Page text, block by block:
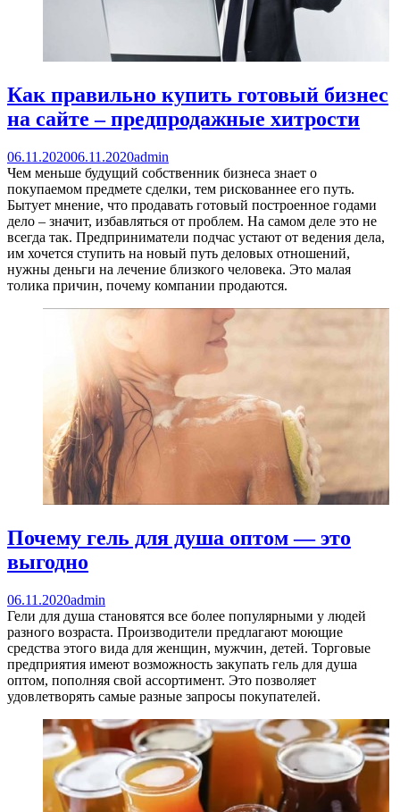
Как правильно купить готовый бизнес
на сайте – предпродажные хитрости
06.11.202006.11.2020admin
Чем меньше будущий собственник бизнеса знает о
покупаемом предмете сделки, тем рискованнее его путь.
Бытует мнение, что продавать готовый построенное годами
дело – значит, избавляться от проблем. На самом деле это не
всегда так. Предприниматели подчас устают от ведения дела,
им хочется ступить на новый путь деловых отношений,
нужны деньги на лечение близкого человека. Это малая
толика причин, почему компании продаются.
Почему гель для душа оптом — это
выгодно
06.11.2020admin
Гели для душа становятся все более популярными у людей
разного возраста. Производители предлагают моющие
средства этого вида для женщин, мужчин, детей. Торговые
предприятия имеют возможность закупать гель для душа
оптом, пополняя свой ассортимент. Это позволяет
удовлетворять самые разные запросы покупателей.